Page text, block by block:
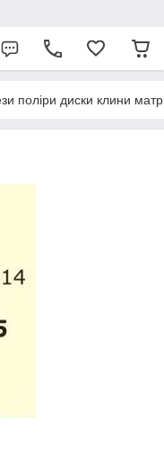
поліри диски клини